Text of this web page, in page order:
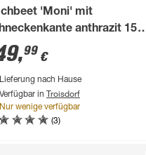
'Moni' mit
anthrazit 150
x 75 cm
,99 €
Lieferung nach Hause
Verfügbar in Troisdorf
Nur wenige verfügbar
(3)